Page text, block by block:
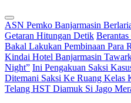
ASN Pemko Banjarmasin
Getaran Hitungan Detik
Bakal Lakukan Pembinaan Para
Kindai Hotel Banjarmasin
Night” Ini Pengakuan Saksi
Ditemani Saksi Ke Ruang Kelas
Telang HST Diamuk Si Jago